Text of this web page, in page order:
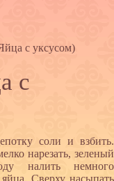
с уксусом)
с
соли и взбить.
нарезать, зеленый
налить немного
Сверху насыпать